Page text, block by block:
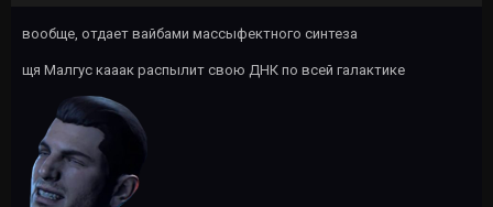
вообще, отдает вайбами массыфектного синтеза
щя Малгус кааак распылит свою ДНК по всей галактике